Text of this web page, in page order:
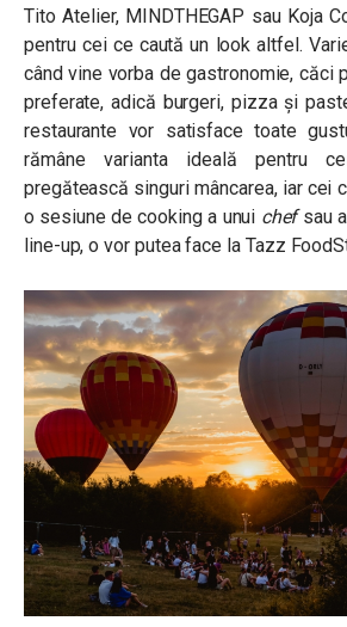
Tito Atelier, MINDTHEGAP sau Koja
pentru cei ce caută un look altfel.
când vine vorba de gastronomie, căci
preferate, adică burgeri, pizza și
restaurante vor satisface toate
rămâne varianta ideală pentru
pregătească singuri mâncarea, iar cei
o sesiune de cooking a unui chefsau
line-up, o vor putea face la Tazz